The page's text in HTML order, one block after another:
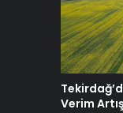
Verim